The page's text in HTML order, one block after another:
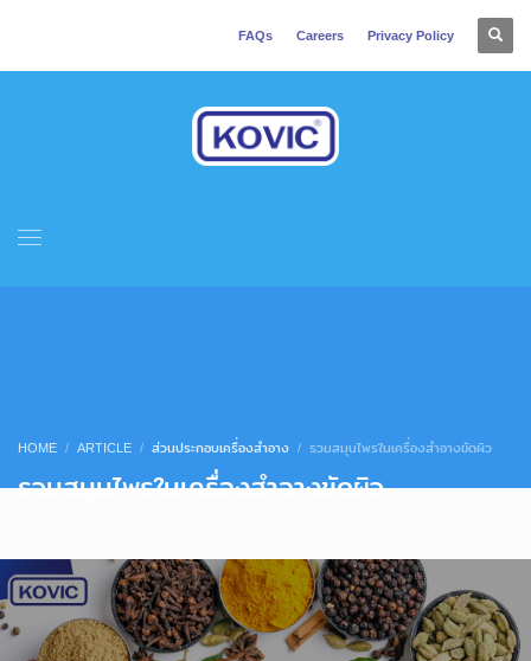
FAQs Careers Privacy Policy
HOME ARTICLE ส่วนประกอบเครื่องสำอาง รวมสมุนไพรในเครื่องสำอางขัดผิว
รวมสมุนไพรในเครื่องสำอางขัดผิว